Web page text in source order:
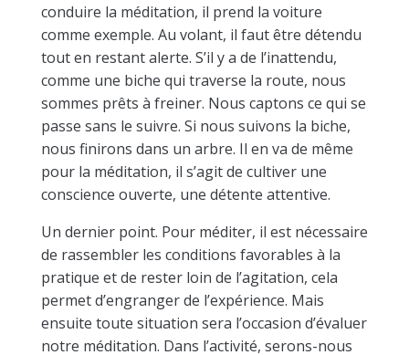
conduire la méditation, il prend la voiture
comme exemple. Au volant, il faut être détendu
tout en restant alerte. S’il y a de l’inattendu,
comme une biche qui traverse la route, nous
sommes prêts à freiner. Nous captons ce qui se
passe sans le suivre. Si nous suivons la biche,
nous finirons dans un arbre. Il en va de même
pour la méditation, il s’agit de cultiver une
conscience ouverte, une détente attentive.
Un dernier point. Pour méditer, il est nécessaire
de rassembler les conditions favorables à la
pratique et de rester loin de l’agitation, cela
permet d’engranger de l’expérience. Mais
ensuite toute situation sera l’occasion d’évaluer
notre méditation. Dans l’activité, serons-nous